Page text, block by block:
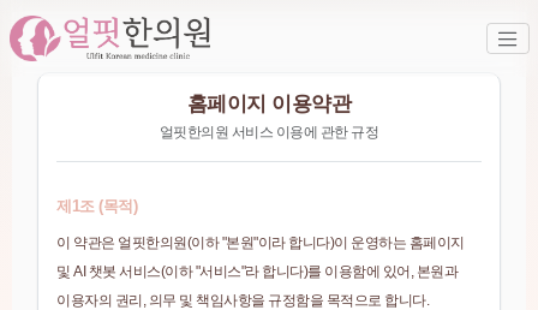
홈페이지 이용약관
얼핏한의원 서비스 이용에 관한 규정
제1조 (목적)
이 약관은 얼핏한의원(이하 "본원"이라 합니다)이 운영하는 홈페이지
및 AI 챗봇 서비스(이하 "서비스"라 합니다)를 이용함에 있어, 본원과
이용자의 권리, 의무 및 책임사항을 규정함을 목적으로 합니다.